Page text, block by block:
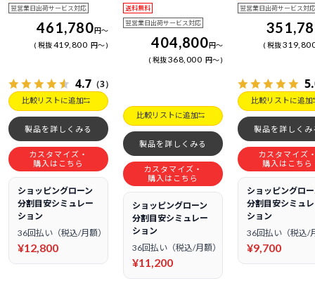
翌営業日出荷サービス対応
461,780円～
税抜419,800 円～
4.7 （3）
比較リストに追加
製品を詳しくみる
カスタマイズ・
購入はこちら
ショッピングローン
分割目安シミュレー
ション
36回払い（税込/月額）
¥12,800
送料無料
翌営業日出荷サービス対応
404,800円～
税抜368,000 円～
比較リストに追加
製品を詳しくみる
カスタマイズ・
購入はこちら
ショッピングローン
分割目安シミュレー
ション
36回払い（税込/月額）
¥11,200
翌営業日出荷サービス対応
税抜
比較リストに追加
製品を詳しくみ
カスタマイズ
購入はこちら
ショッピングロ
分割目安シミュ
ション
36回払い（税込/
¥9,700